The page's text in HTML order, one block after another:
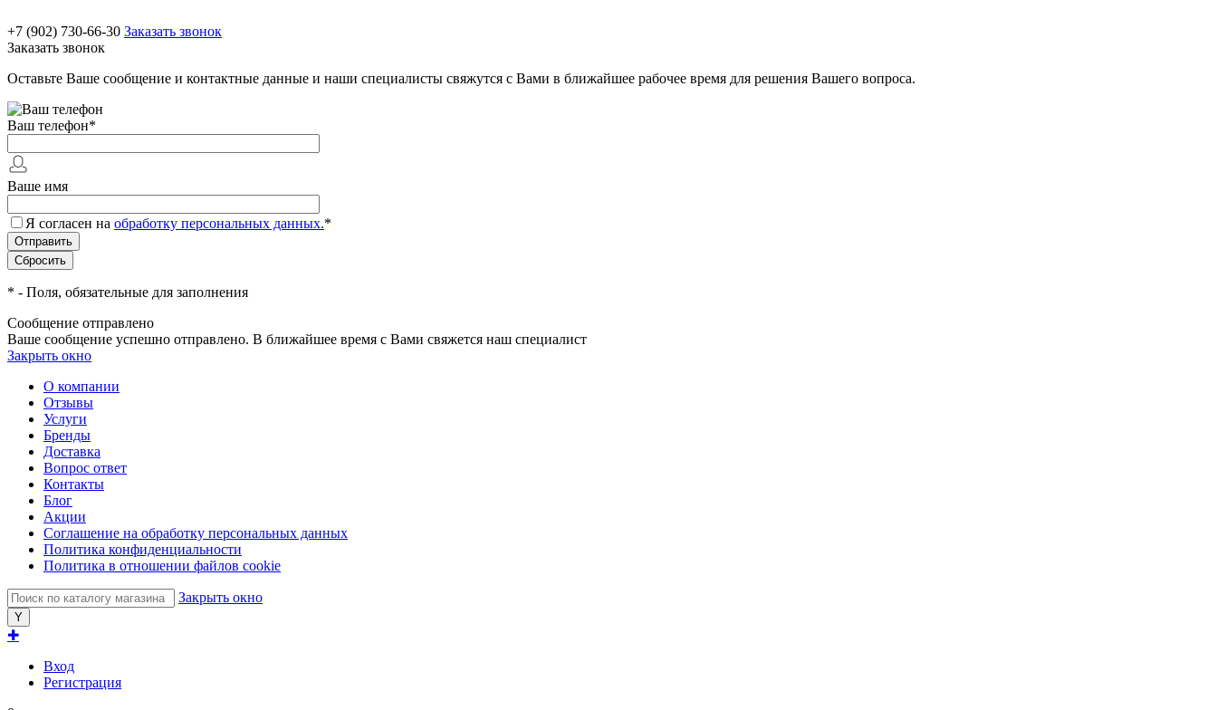
+7 (902) 730-66-30 Заказать звонок
Заказать звонок
Оставьте Ваше сообщение и контактные данные и наши специалисты свяжутся с Вами в ближайшее рабочее время для решения Вашего вопроса.
Ваш телефон*
Ваше имя
Я согласен на обработку персональных данных.*
* - Поля, обязательные для заполнения
Сообщение отправлено
Ваше сообщение успешно отправлено. В ближайшее время с Вами свяжется наш специалист
Закрыть окно
О компании
Отзывы
Услуги
Бренды
Доставка
Вопрос ответ
Контакты
Блог
Акции
Соглашение на обработку персональных данных
Политика конфиденциальности
Политика в отношении файлов cookie
Закрыть окно
✚
Вход
Регистрация